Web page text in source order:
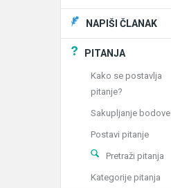
NAPIŠI ČLANAK
PITANJA
Kako se postavlja
pitanje?
Sakupljanje bodove
Postavi pitanje
Pretraži pitanja
Kategorije pitanja